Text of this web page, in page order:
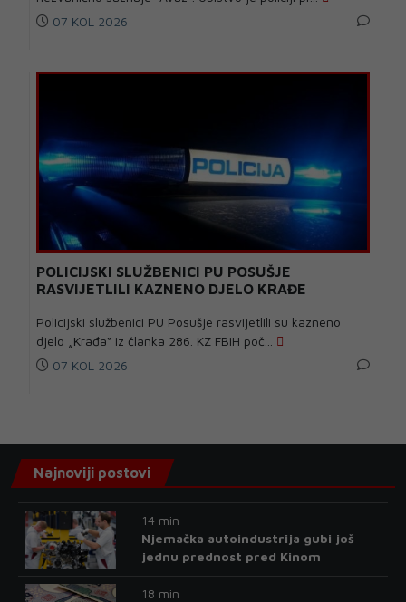
07 KOL 2026
POLICIJSKI SLUŽBENICI PU POSUŠJE
RASVIJETLILI KAZNENO DJELO KRAĐE
Policijski službenici PU Posušje rasvijetlili su kazneno
djelo „Krađa“ iz članka 286. KZ FBiH poč...
07 KOL 2026
Najnoviji postovi
14 min
Njemačka autoindustrija gubi još
jednu prednost pred Kinom
18 min